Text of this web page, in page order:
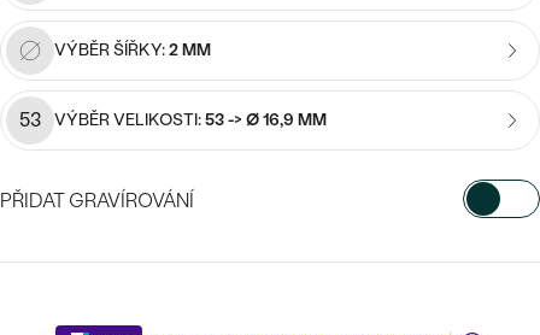
VÝBĚR ŠÍŘKY:2 MM
53 VÝBĚR VELIKOSTI:53 -> Ø 16,9 MM
PŘIDAT GRAVÍROVÁNÍ
Napište iniciály/text